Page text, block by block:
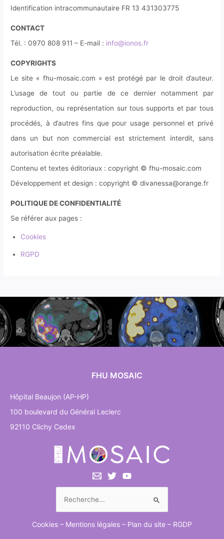
Identification intracommunautaire FR 13 431303775
CONTACT
Tél. : 0970 808 911 – E-mail : info@ionos.fr
COPYRIGHTS
Le site « fhu-mosaic.com » est protégé par le droit d’auteur.
L’usage de tout ou partie de ce dernier notamment par
reproduction, ou représentation sur tous supports et par tous
procédés, à d’autres fins que pour usage personnel et privé
dans un but non commercial est strictement interdit, sans
autorisation écrite préalable.
Contenu et textes éditoriaux : copyright © fhu-mosaic.com
Développement et design : copyright © divanessa@orange.fr
POLITIQUE DE CONFIDENTIALITÉ
Se référer aux pages :
Cookies
RGPD
FHU MOSAIC
Hôpital Beaujon (AP-HP)
100 boulevard du Général Leclerc
92110 Clichy Cedex
Cookies – Mentions légales – Plan du site – RGDP